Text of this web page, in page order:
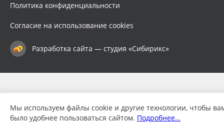
Политика конфиденциальности
Согласие на использование cookies
Разработка сайта — студия «Сибирикс»
Мы используем файлы cookie и другие технологии, чтобы
было удобнее пользоваться сайтом. Подробнее…